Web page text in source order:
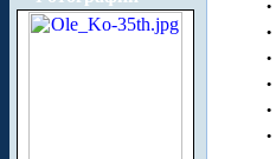
·
·
·
·
·
·